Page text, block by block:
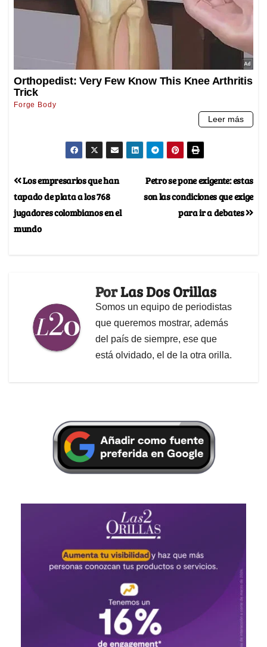
Petro se pone exigente: estas
son las condiciones que exige
para ir a debates
Los empresarios que han
tapado de plata a los 768
jugadores colombianos en el
mundo
PorLas Dos Orillas
Somos un equipo de periodistas
que queremos mostrar, además
del país de siempre, ese que
está olvidado, el de la otra orilla.